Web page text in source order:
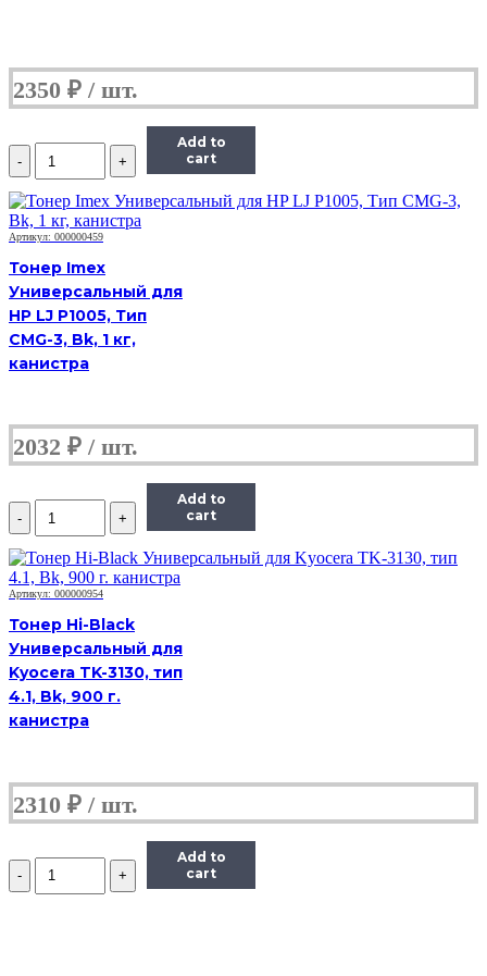
2350 ₽
Количество
Тонер
Hi-
Black,
банка
50г,
голубой,
совместимый,
для
TK-
5230C
Add to
cart
Артикул: 000000459
Тонер Imex
Универсальный для
HP LJ P1005, Тип
CMG-3, Bk, 1 кг,
канистра
2032 ₽
Количество
Тонер
Hi-
Black,
банка
50г,
голубой,
совместимый,
для
TK-
5230C
Add to
cart
Артикул: 000000954
Тонер Hi-Black
Универсальный для
Kyocera TK-3130, тип
4.1, Bk, 900 г.
канистра
2310 ₽
Количество
Тонер
Add to
cart